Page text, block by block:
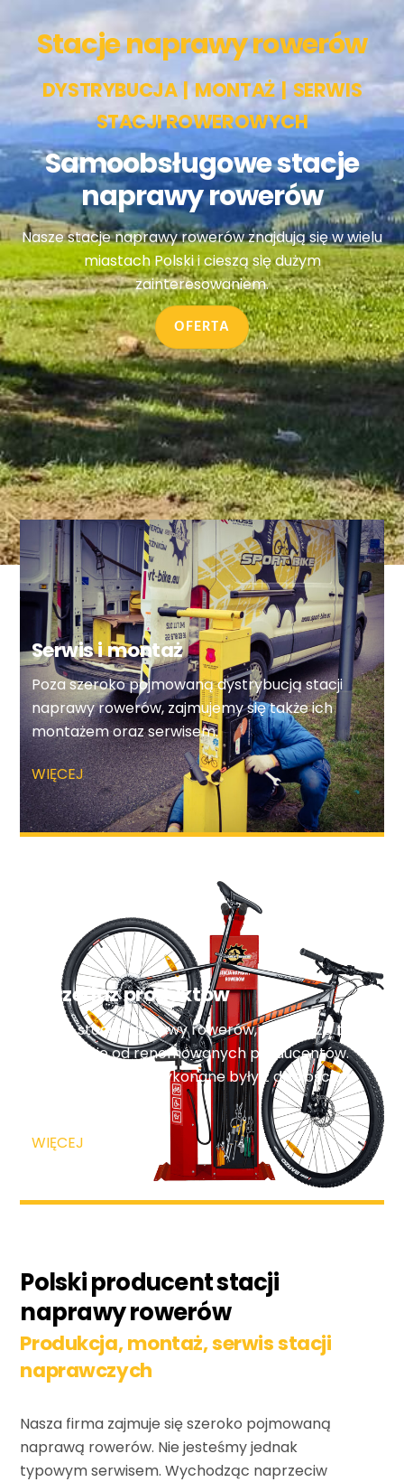
Stacje naprawy rowerów
DYSTRYBUCJA | MONTAŻ | SERWIS
STACJI ROWEROWYCH
Samoobsługowe stacje
naprawy rowerów
Nasze stacje naprawy rowerów znajdują się w wielu
miastach Polski i cieszą się dużym
zainteresowaniem.
OFERTA
Serwis i montaż
Poza szeroko pojmowaną dystrybucją stacji
naprawy rowerów, zajmujemy się także ich
montażem oraz serwisem.
WIĘCEJ
Sprzedaż produktów
Nasze stacje naprawy rowerów, pochodzą tylko
i wyłącznie od renomowanych producentów.
Dbamy o to, aby wykonane były z dbałością o
WIĘCEJ
Polski producent stacji
naprawy rowerów
Produkcja, montaż, serwis stacji
naprawczych
Nasza firma zajmuje się szeroko pojmowaną
naprawą rowerów. Nie jesteśmy jednak
typowym serwisem. Wychodząc naprzeciw